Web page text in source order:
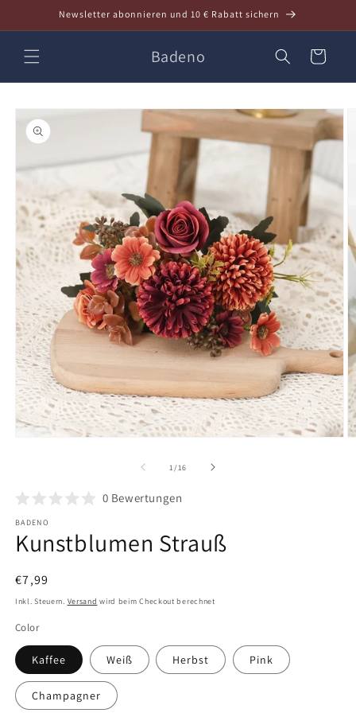
Inhalt
Newsletter abonnieren und 10 € Rabatt sichern
Badeno Warenkorb
öffnen
1 /von
16
0 Bewertungen
BADENO
Kunstblumen Strauß
Normaler
Preis
€7,99
Inkl. Steuern. Versand wird beim Checkout berechnet
Color
Kaffee Weiß Herbst Pink
Champagner